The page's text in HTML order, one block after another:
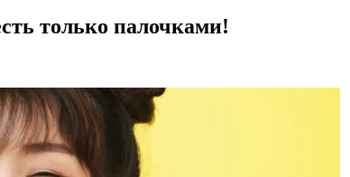
только палочками!